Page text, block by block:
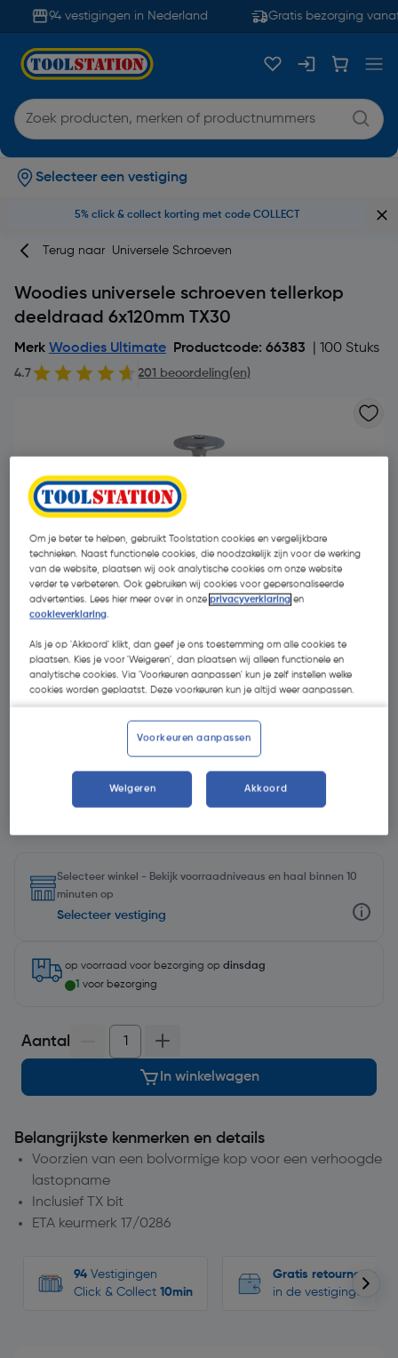
94 vestigingen in Nederland Gratis bezorging vanaf
Selecteer een vestiging
5% click & collect korting met code COLLECT
Terug naar Universele Schroeven
Woodies universele schroeven tellerkop
deeldraad 6x120mm TX30
Merk Woodies Ultimate Productcode: 66383 | 100 Stuks
4.7 201 beoordeling(en)
€ 26,33| Excl. btw € 21,76
Kies productvariant(17)
Selecteer winkel - Bekijk voorraadniveaus en haal binnen 10
minuten op
Selecteer vestiging
op voorraad voor bezorging op dinsdag
1 voor bezorging
Aantal
In winkelwagen
Belangrijkste kenmerken en details
Voorzien van een bolvormige kop voor een verhoogde
lastopname
Inclusief TX bit
ETA keurmerk 17/0286
94 Vestigingen
Click & Collect 10min
Gratis retourneren
in de vestigingen
Om je beter te helpen, gebruikt Toolstation cookies en vergelijkbare
technieken. Naast functionele cookies, die noodzakelijk zijn voor de werking
van de website, plaatsen wij ook analytische cookies om onze website
verder te verbeteren. Ook gebruiken wij cookies voor gepersonaliseerde
advertenties. Lees hier meer over in onzeprivacyverklaring en
cookieverklaring.
Als je op 'Akkoord' klikt, dan geef je ons toestemming om alle cookies te
plaatsen. Kies je voor 'Weigeren', dan plaatsen wij alleen functionele en
analytische cookies. Via 'Voorkeuren aanpassen' kun je zelf instellen welke
cookies worden geplaatst. Deze voorkeuren kun je altijd weer aanpassen.
Voorkeuren aanpassen
Weigeren Akkoord